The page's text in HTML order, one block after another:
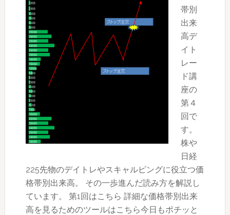
【６】
来
高
の
入
り
込
ん
帯別
出来
高デ
イト
レー
ド講
座の
第４
回で
す。
株や
日経
225先物のデイトレやスキャルピングに役立つ価
格帯別出来高。 その一歩進んだ読み方を解説し
ています。 第1回はこちら 詳細な価格帯別出来
高を見るためのツールはこちら今日もポチッと